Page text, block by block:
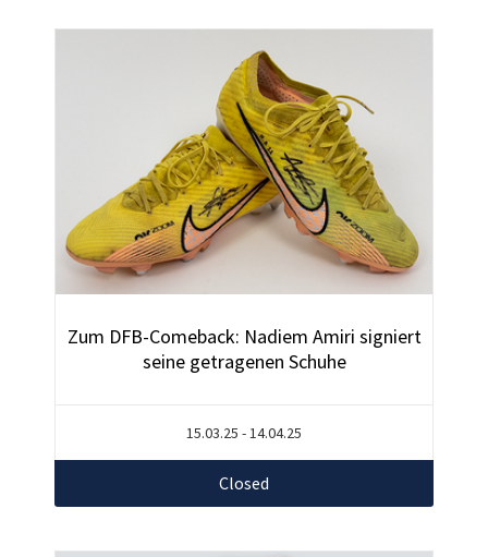
Zum DFB-Comeback: Nadiem Amiri signiert
seine getragenen Schuhe
15.03.25 - 14.04.25
Closed